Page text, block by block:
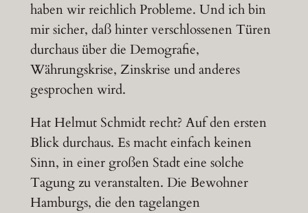
haben wir reichlich Probleme. Und ich bin
mir sicher, daß hinter verschlossenen Türen
durchaus über die Demografie,
Währungskrise, Zinskrise und anderes
gesprochen wird.
Hat Helmut Schmidt recht? Auf den ersten
Blick durchaus. Es macht einfach keinen
Sinn, in einer großen Stadt eine solche
Tagung zu veranstalten. Die Bewohner
Hamburgs, die den tagelangen